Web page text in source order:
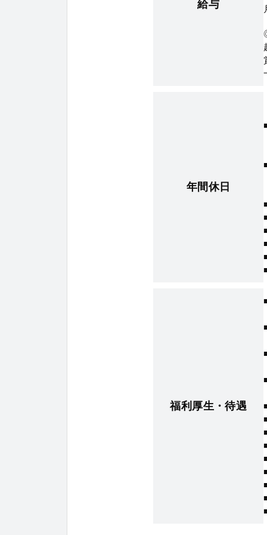
給与
年間休日
福利厚生・待遇